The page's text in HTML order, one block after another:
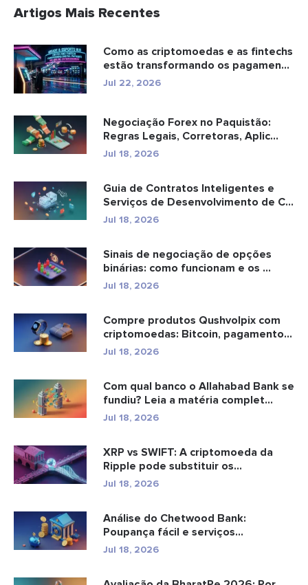
Artigos Mais Recentes
Como as criptomoedas e as fintechs
estão transformando os pagamen...
Jul 22, 2026
Negociação Forex no Paquistão:
Regras Legais, Corretoras, Aplic...
Jul 18, 2026
Guia de Contratos Inteligentes e
Serviços de Desenvolvimento de C...
Jul 18, 2026
Sinais de negociação de opções
binárias: como funcionam e os ...
Jul 18, 2026
Compre produtos Qushvolpix com
criptomoedas: Bitcoin, pagamentos
e...
Jul 18, 2026
Com qual banco o Allahabad Bank se
fundiu? Leia a matéria complet...
Jul 18, 2026
XRP vs SWIFT: A criptomoeda da
Ripple pode substituir os
pagamento...
Jul 18, 2026
Análise do Chetwood Bank:
Poupança fácil e serviços
bancários...
Jul 18, 2026